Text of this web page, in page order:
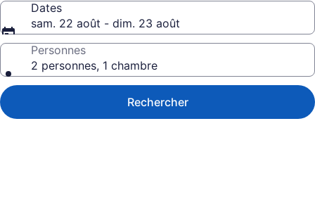
Dates
sam. 22 août - dim. 23 août
Personnes
2 personnes, 1 chambre
Rechercher